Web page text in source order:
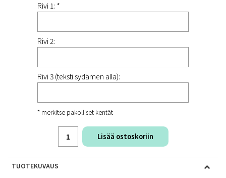
Rivi 1: *
Rivi 2:
Rivi 3 (teksti sydämen alla):
* merkitse pakolliset kentät
Lisää ostoskoriin
TUOTEKUVAUS